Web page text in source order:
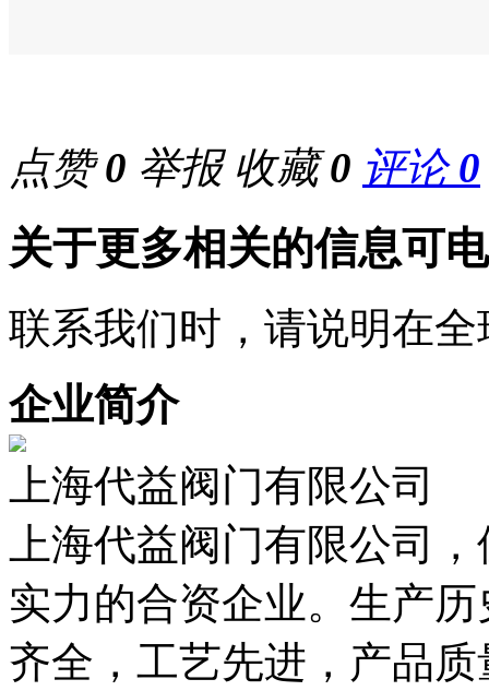
点赞0 举报 收藏0 评论0
关于更多相关的信息可
联系我们时，请说明在
企业简介
上海代益阀门有限公司
上海代益阀门有限公司
实力的合资企业。生产
齐全，工艺先进，产品